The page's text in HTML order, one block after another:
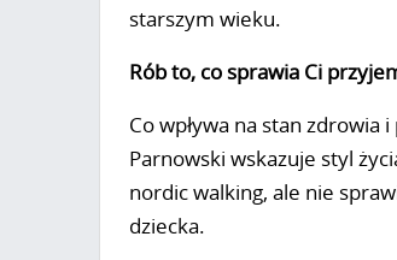
starszym wieku.
Rób to, co sprawia Ci
Co wpływa na stan zdrowia
Parnowski wskazuje styl
nordic walking, ale nie
dziecka.